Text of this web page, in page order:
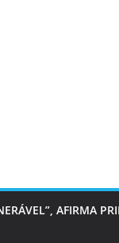
AFIRMA